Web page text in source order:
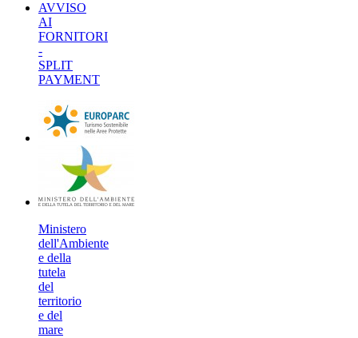
AVVISO
AI
FORNITORI
-
SPLIT
PAYMENT
Ministero
dell'Ambiente
e della
tutela
del
territorio
e del
mare